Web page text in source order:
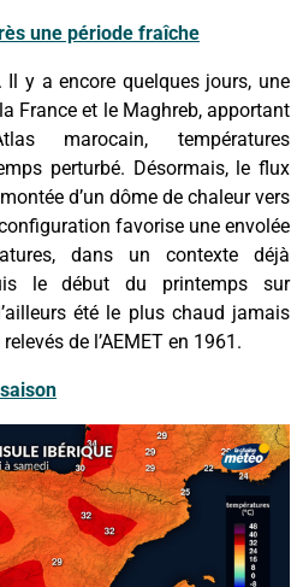
une période fraîche
y a encore quelques jours, une
France et le Maghreb, apportant
marocain, températures
perturbé. Désormais, le flux
d’un dôme de chaleur vers
favorise une envolée
dans un contexte déjà
le début du printemps sur
été le plus chaud jamais
de l’AEMET en 1961.